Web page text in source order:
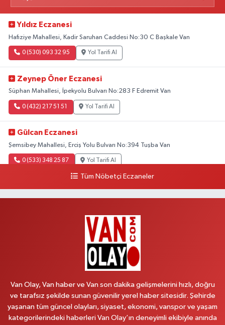
Yıldız Eczanesi
Hafıziye Mahallesi, Kadir Saruhan Caddesi No:30 C Başkale Van
0 (530) 093 32 95 Yol Tarifi Al
Zeynep Öner Eczanesi
Süphan Mahallesi, İpekyolu Bulvarı No:283 F Edremit Van
0 (432) 217 51 51 Yol Tarifi Al
Gülcan Eczanesi
Şemsibey Mahallesi, Erciş Yolu Bulvarı No:394 Tuşba Van
0 (533) 348 25 87 Yol Tarifi Al
Bahçıvan Mahallesi, 15 Temmuz Şehitleri Caddesi No:36 B İpekyolu Van
Yol Tarifi Al
Mahmudiye Mahallesi, Atatürk Caddesi No:17 B Özalp Van
Yol Tarifi Al
Onay Eczanesi
Şerefiye Mahallesi, Mareşal Fevzi Çakmak Caddesi No:25 B İpekyolu Van
0 (432) 212 66 67
Tüm Nöbetçi Eczaneler
Van Olay, Van haber ve Van son dakika gelişmelerini hızlı, doğru
ve tarafsız şekilde sunan güvenilir yerel haber sitesidir. Şehirde
yaşanan tüm güncel olayları, siyaset, ekonomi, vanspor ve yaşam
kategorilerindeki haberleri Van Olay’ın deneyimli ekibiyle anında